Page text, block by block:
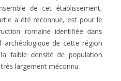
de cet établissement,
a été reconnue, est pour le
romaine identifiée dans
archéologique de cette région
faible densité de population
largement méconnu.